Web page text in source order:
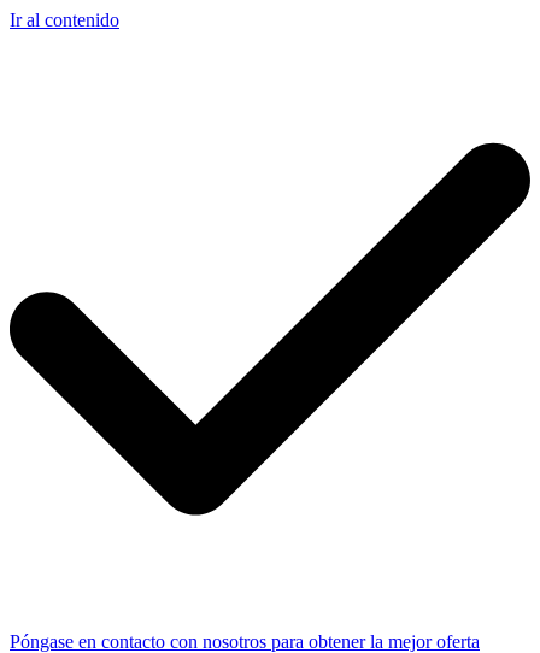
Ir al contenido
Póngase en contacto con nosotros para obtener la mejor oferta